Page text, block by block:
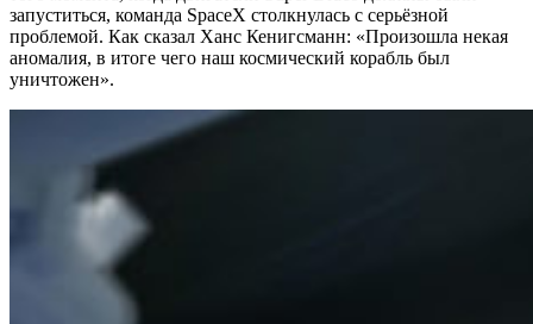
запуститься, команда SpaceX столкнулась с серьёзной
проблемой. Как сказал Ханс Кенигсманн: «Произошла некая
аномалия, в итоге чего наш космический корабль был
уничтожен».